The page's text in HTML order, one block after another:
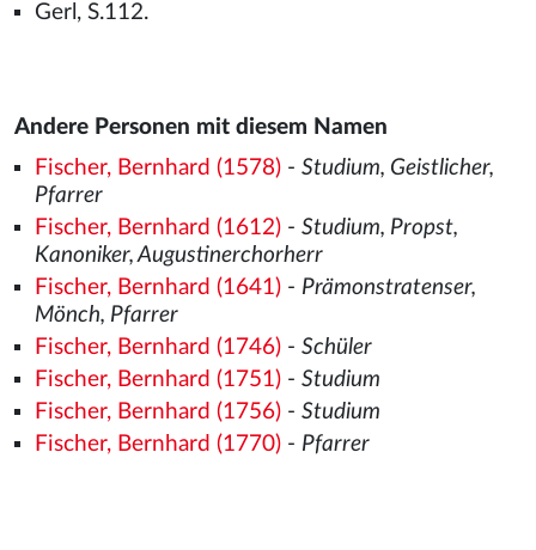
Gerl, S.112.
Andere Personen mit diesem Namen
Fischer, Bernhard (1578)- Studium, Geistlicher,
Pfarrer
Fischer, Bernhard (1612)- Studium, Propst,
Kanoniker, Augustinerchorherr
Fischer, Bernhard (1641)- Prämonstratenser,
Mönch, Pfarrer
Fischer, Bernhard (1746)- Schüler
Fischer, Bernhard (1751)- Studium
Fischer, Bernhard (1756)- Studium
Fischer, Bernhard (1770)- Pfarrer